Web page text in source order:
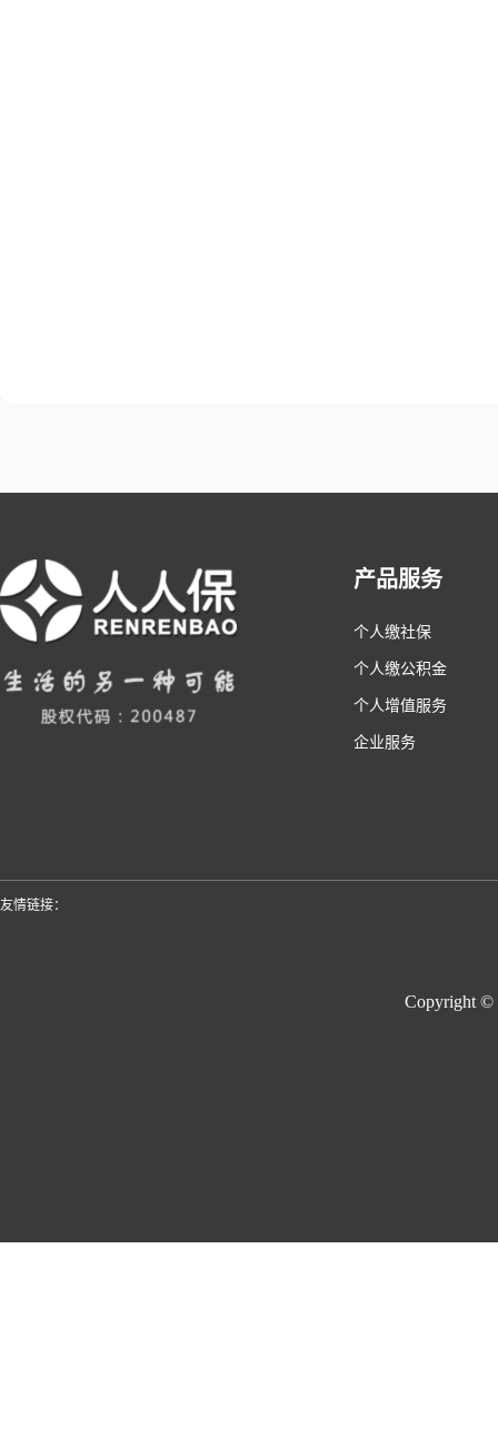
产品服务
个人缴社保
个人缴公积金
个人增值服务
企业服务
友情链接：
Copyright ©